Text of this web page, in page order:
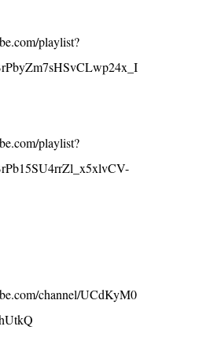
playlist?
playlist?
channel/UCdKyM0